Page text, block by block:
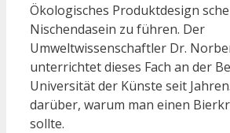
Ökologisches Produktdesign
Nischendasein zu führen. Der
Umweltwissenschaftler Dr.
unterrichtet dieses Fach an der
Universität der Künste seit
darüber, warum man einen
sollte.